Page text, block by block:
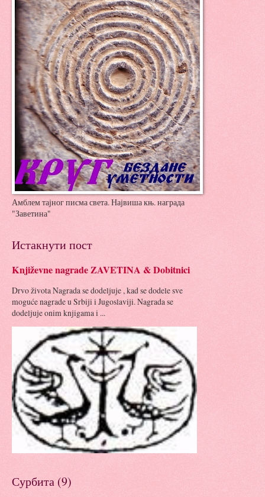
Амблем тајног писма света. Највиша књ. награда
"Заветина"
Истакнути пост
Književne nagrade ZAVETINA & Dobitnici
Drvo života Nagrada se dodeljuje , kad se dodele sve
moguće nagrade u Srbiji i Jugoslaviji. Nagrada se
dodeljuje onim knjigama i ...
Сурбита (9)